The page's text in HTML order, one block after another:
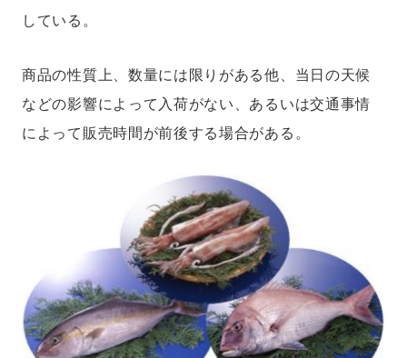
している。
商品の性質上、数量には限りがある他、当日の天候
などの影響によって入荷がない、あるいは交通事情
によって販売時間が前後する場合がある。